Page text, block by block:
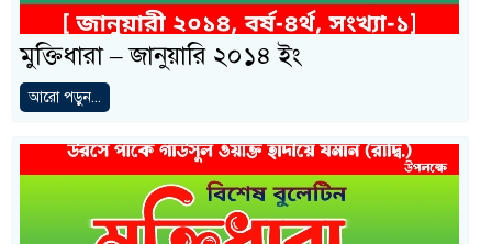
মুক্তিধারা – জানুয়ারি ২০১৪ ইং
আরো পড়ুন...